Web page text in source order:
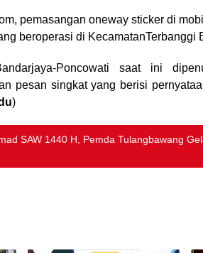
pemasangan oneway sticker di
beroperasi di KecamatanTerbanggi
Poncowati saat ini
pesan singkat yang berisi
)
SAW 1440 H, Pemda Tulangbawang